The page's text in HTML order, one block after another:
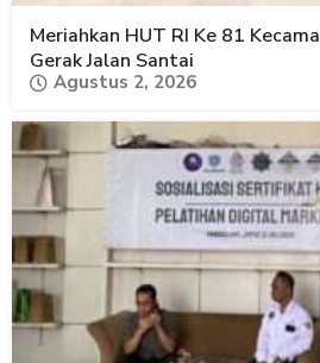
Meriahkan HUT RI Ke 81
Gerak Jalan Santai
Agustus 2, 2026